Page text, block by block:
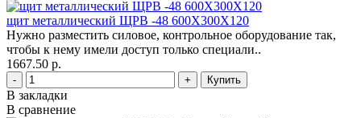
щит металлический ЩРВ -48 600Х300Х120
Нужно разместить силовое, контрольное оборудование так,
чтобы к нему имели доступ только специали..
1667.50 р.
- +
В закладки
В сравнение